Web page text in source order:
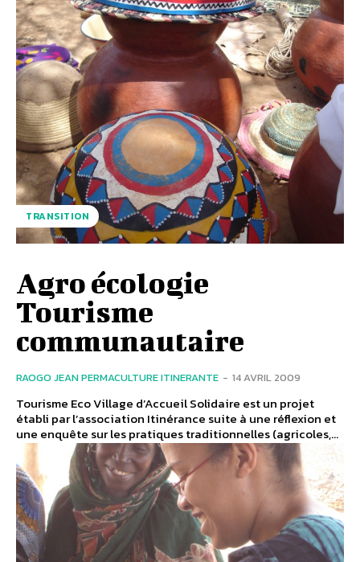
TRANSITION
Agro écologie
Tourisme
communautaire
RAOGO JEAN PERMACULTURE ITINERANTE - 14 AVRIL 2009
Tourisme Eco Village d’Accueil Solidaire est un projet
établi par l’association Itinérance suite à une réflexion et
une enquête sur les pratiques traditionnelles (agricoles,...